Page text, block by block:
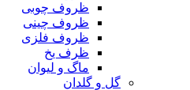
ظروف چوبی
ظروف چینی
ظروف فلزی
ظرف یخ
ماگ و لیوان
گل و گلدان